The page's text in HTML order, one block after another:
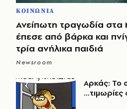
ΚΟΙΝΩΝΙΑ
Ανείπωτη τραγωδία
έπεσε από βάρκα και
τρία ανήλικα παιδιά
Newsroom
Αρκάς: Το
...τιμωρίες